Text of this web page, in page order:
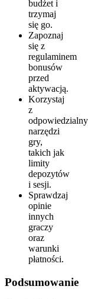
budżet i
trzymaj
się go.
Zapoznaj
się z
regulaminem
bonusów
przed
aktywacją.
Korzystaj
z
narzędzi
gry,
takich jak
limity
depozytów
i sesji.
Sprawdzaj
opinie
innych
graczy
oraz
warunki
płatności.
Podsumowanie